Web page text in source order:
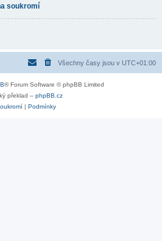
soukromí
Všechny časy jsou v UTC+01:00
® Forum Software © phpBB Limited
překlad – phpBB.cz
| Podmínky